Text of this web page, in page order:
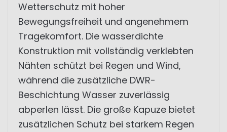
Wetterschutz mit hoher
Bewegungsfreiheit und angenehmem
Tragekomfort. Die wasserdichte
Konstruktion mit vollständig verklebten
Nähten schützt bei Regen und Wind,
während die zusätzliche DWR-
Beschichtung Wasser zuverlässig
abperlen lässt. Die große Kapuze bietet
zusätzlichen Schutz bei starkem Regen